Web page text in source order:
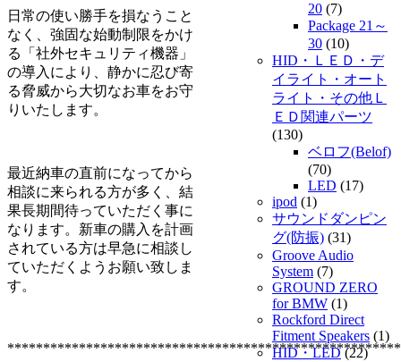
日常の使い勝手を損なうこと
なく、強固な始動制限をかけ
る「社外セキュリティ機器」
の導入により、静かに忍び寄
る脅威から大切なお車をお守
りいたします。
最近納車の直前になってから
相談に来られる方が多く、結
果長期間待っていただく事に
なります。新車の購入を計画
されている方は早急に相談し
ていただくようお願い致しま
す。
20 (7)
Package 21～
30 (10)
HID・ＬＥＤ・デ
イライト・オート
ライト・その他Ｌ
ＥＤ関連パーツ
(130)
ベロフ(Belof)
(70)
LED (17)
ipod (1)
サウンドダンピン
グ(防振) (31)
Groove Audio
System (7)
GROUND ZERO
for BMW (1)
Rockford Direct
Fitment Speakers (1)
HID・LED(22)